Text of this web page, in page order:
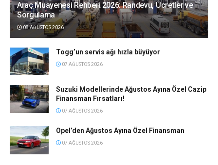
Araç Muayenesi Rehberi 2026: Randevu, Ücretler ve
Sorgulama
08 AĞUSTOS 2026
Togg’un servis ağı hızla büyüyor
07 AĞUSTOS 2026
Suzuki Modellerinde Ağustos Ayına Özel Cazip
Finansman Fırsatları!
07 AĞUSTOS 2026
Opel’den Ağustos Ayına Özel Finansman
07 AĞUSTOS 2026